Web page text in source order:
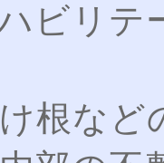
ビリテ
根な